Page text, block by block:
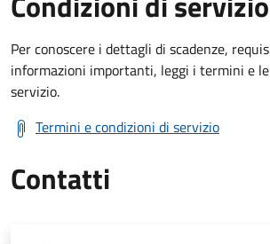
Per conoscere i dettagli di scadenze,
informazioni importanti, leggi i termini e
servizio.
Termini e condizioni di servizio
Contatti